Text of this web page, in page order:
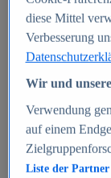
Beliebte
Aktuelle
E-
2010-
B2C-
diese Mittel
Verbesserung
Wir und
Verwendung
auf einem
Liste der